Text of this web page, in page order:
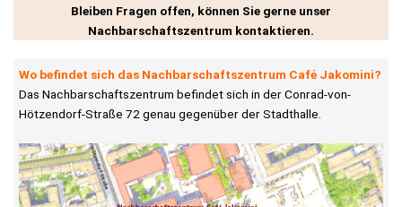
Bleiben Fragen offen, können Sie gerne unser
Nachbarschaftszentrum kontaktieren.
Wo befindet sich das Nachbarschaftszentrum Café Jakomini?
Das Nachbarschaftszentrum befindet sich in der Conrad-von-
Hötzendorf-Straße 72 genau gegenüber der Stadthalle.